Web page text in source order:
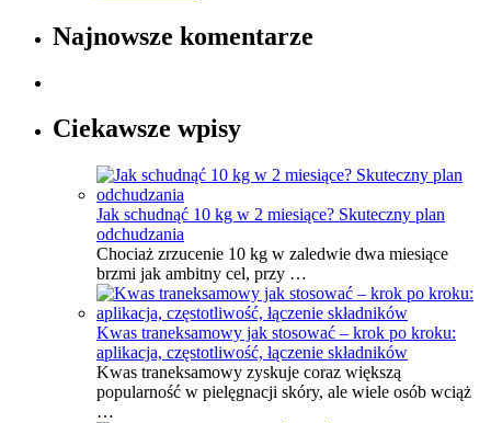
Najnowsze komentarze
Ciekawsze wpisy
Jak schudnąć 10 kg w 2 miesiące? Skuteczny plan
odchudzania
Chociaż zrzucenie 10 kg w zaledwie dwa miesiące
brzmi jak ambitny cel, przy …
Kwas traneksamowy jak stosować – krok po kroku:
aplikacja, częstotliwość, łączenie składników
Kwas traneksamowy zyskuje coraz większą
popularność w pielęgnacji skóry, ale wiele osób wciąż
…